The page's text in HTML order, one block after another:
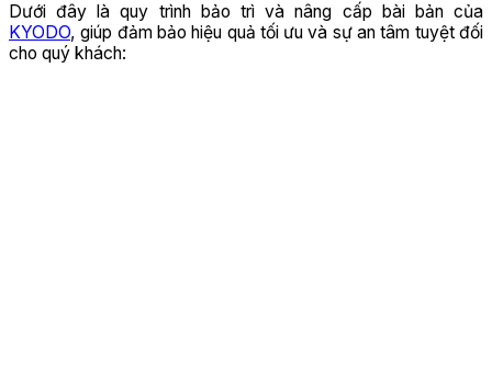
Dưới đây là quy trình bảo trì và nâng cấp bài bản của
KYODO, giúp đảm bảo hiệu quả tối ưu và sự an tâm tuyệt đối
cho quý khách: